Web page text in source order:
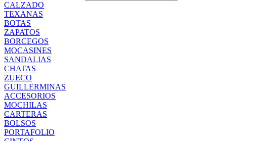
CALZADO
TEXANAS
BOTAS
ZAPATOS
BORCEGOS
MOCASINES
SANDALIAS
CHATAS
ZUECO
GUILLERMINAS
ACCESORIOS
MOCHILAS
CARTERAS
BOLSOS
PORTAFOLIO